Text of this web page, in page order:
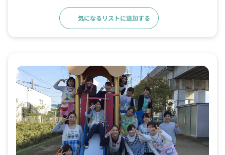
気になるリストに追加する